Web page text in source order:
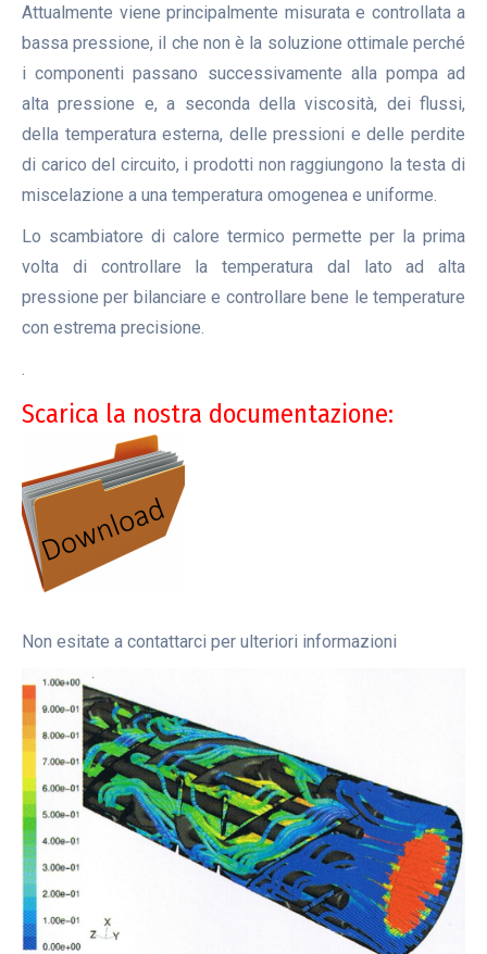
Attualmente viene principalmente misurata e controllata a
bassa pressione, il che non è la soluzione ottimale perché
i componenti passano successivamente alla pompa ad
alta pressione e, a seconda della viscosità, dei flussi,
della temperatura esterna, delle pressioni e delle perdite
di carico del circuito, i prodotti non raggiungono la testa di
miscelazione a una temperatura omogenea e uniforme.
Lo scambiatore di calore termico permette per la prima
volta di controllare la temperatura dal lato ad alta
pressione per bilanciare e controllare bene le temperature
con estrema precisione.
Scarica la nostra documentazione:
Non esitate a contattarci per ulteriori informazioni